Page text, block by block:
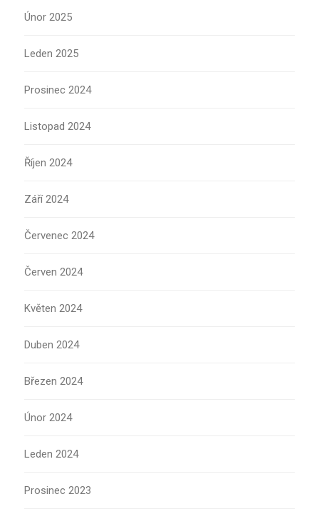
Únor 2025
Leden 2025
Prosinec 2024
Listopad 2024
Říjen 2024
Září 2024
Červenec 2024
Červen 2024
Květen 2024
Duben 2024
Březen 2024
Únor 2024
Leden 2024
Prosinec 2023